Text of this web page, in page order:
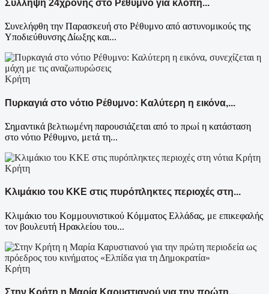
Σύλληψη 24χρονης στο Ρέθυμνο για κλοπή...
Συνελήφθη την Παρασκευή στο Ρέθυμνο από αστυνομικούς της
Υποδιεύθυνσης Δίωξης και...
Κρήτη
Πυρκαγιά στο νότιο Ρέθυμνο: Καλύτερη η εικόνα,...
Σημαντικά βελτιωμένη παρουσιάζεται από το πρωί η κατάσταση
στο νότιο Ρέθυμνο, μετά τη...
Κρήτη
Κλιμάκιο του ΚΚΕ στις πυρόπληκτες περιοχές στη...
Κλιμάκιο του Κομμουνιστικού Κόμματος Ελλάδας, με επικεφαλής
τον βουλευτή Ηρακλείου του...
Κρήτη
Στην Κρήτη η Μαρία Καρυστιανού για την πρώτη...